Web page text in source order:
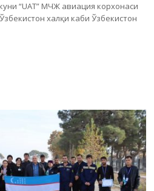
“UAT” МЧЖ авиация корхонаси
халқи каби Ўзбекистон